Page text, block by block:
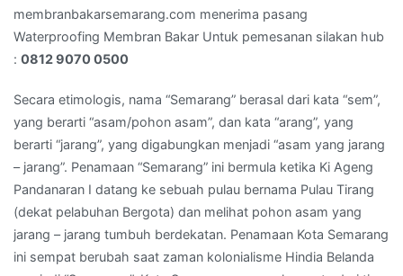
081
290
700
membranbakarsemarang.com menerima pasang
Waterproofing Membran Bakar Untuk pemesanan silakan hub
: 0812 9070 0500
Secara etimologis, nama “Semarang” berasal dari kata “sem”,
yang berarti “asam/pohon asam”, dan kata “arang”, yang
berarti “jarang”, yang digabungkan menjadi “asam yang jarang
– jarang”. Penamaan “Semarang” ini bermula ketika Ki Ageng
Pandanaran I datang ke sebuah pulau bernama Pulau Tirang
(dekat pelabuhan Bergota) dan melihat pohon asam yang
jarang – jarang tumbuh berdekatan. Penamaan Kota Semarang
ini sempat berubah saat zaman kolonialisme Hindia Belanda